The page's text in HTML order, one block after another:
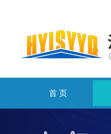
首 页